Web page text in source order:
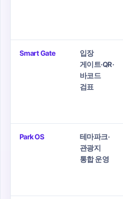
Smart Gate
입장
게이트·QR·
바코드
검표
Park OS
테마파크·
관광지
통합 운영